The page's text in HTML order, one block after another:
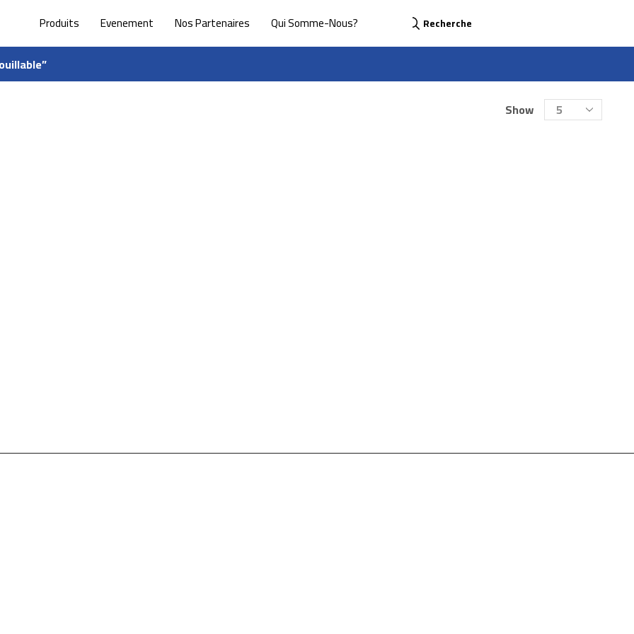
Produits Evenement Nos Partenaires Qui Somme-Nous? Recherche
Show